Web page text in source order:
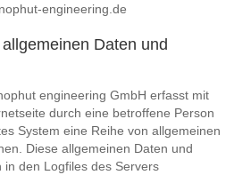
engineering.de
Daten und
engineering GmbH erfasst mit
durch eine betroffene Person
System eine Reihe von allgemeinen
Diese allgemeinen Daten und
in den Logfiles des Servers